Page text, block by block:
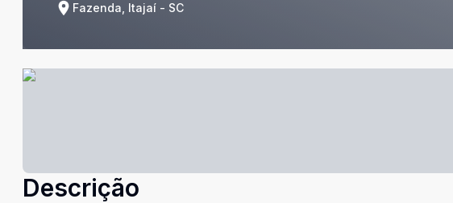
Fazenda, Itajaí - SC
Descrição